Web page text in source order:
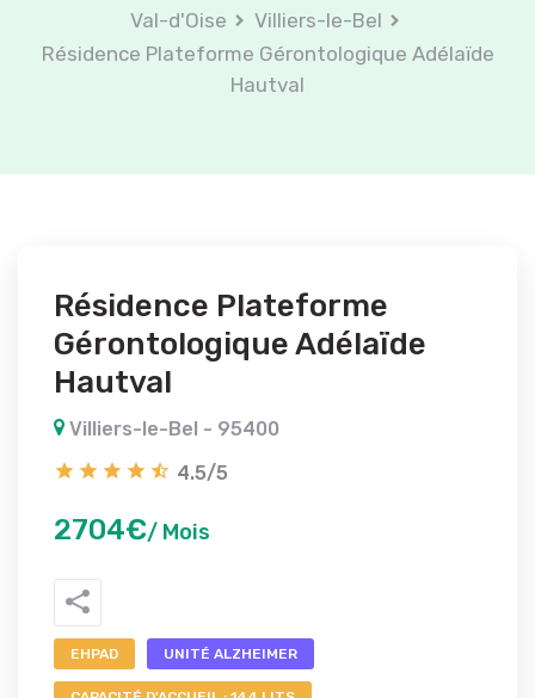
Val-d'Oise
Villiers-le-Bel
Résidence Plateforme Gérontologique Adélaïde
Hautval
Résidence Plateforme
Gérontologique Adélaïde
Hautval
Villiers-le-Bel - 95400
4.5/5
2704€/ Mois
EHPAD UNITÉ ALZHEIMER